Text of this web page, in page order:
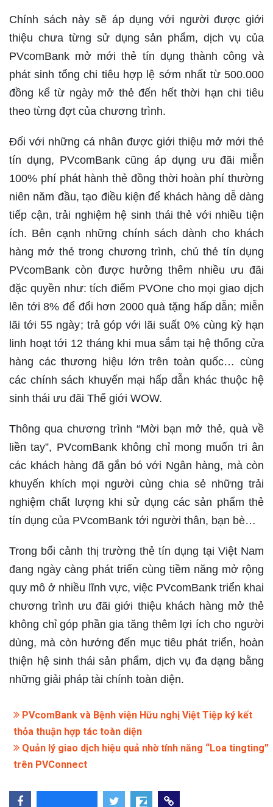
Chính sách này sẽ áp dụng với người được giới
thiệu chưa từng sử dụng sản phẩm, dịch vụ của
PVcomBank mở mới thẻ tín dụng thành công và
phát sinh tổng chi tiêu hợp lệ sớm nhất từ 500.000
đồng kể từ ngày mở thẻ đến hết thời hạn chi tiêu
theo từng đợt của chương trình.
Đối với những cá nhân được giới thiệu mở mới thẻ
tín dụng, PVcomBank cũng áp dụng ưu đãi miễn
100% phí phát hành thẻ đồng thời hoàn phí thường
niên năm đầu, tạo điều kiện để khách hàng dễ dàng
tiếp cận, trải nghiệm hệ sinh thái thẻ với nhiều tiện
ích. Bên cạnh những chính sách dành cho khách
hàng mở thẻ trong chương trình, chủ thẻ tín dụng
PVcomBank còn được hưởng thêm nhiều ưu đãi
đặc quyền như: tích điểm PVOne cho mọi giao dịch
lên tới 8% để đổi hơn 2000 quà tặng hấp dẫn; miễn
lãi tới 55 ngày; trả góp với lãi suất 0% cùng kỳ hạn
linh hoạt tới 12 tháng khi mua sắm tại hệ thống cửa
hàng các thương hiệu lớn trên toàn quốc… cùng
các chính sách khuyến mại hấp dẫn khác thuộc hệ
sinh thái ưu đãi Thế giới WOW.
Thông qua chương trình “Mời bạn mở thẻ, quà về
liền tay”, PVcomBank không chỉ mong muốn tri ân
các khách hàng đã gắn bó với Ngân hàng, mà còn
khuyến khích mọi người cùng chia sẻ những trải
nghiệm chất lượng khi sử dụng các sản phẩm thẻ
tín dụng của PVcomBank tới người thân, bạn bè…
Trong bối cảnh thị trường thẻ tín dụng tại Việt Nam
đang ngày càng phát triển cùng tiềm năng mở rộng
quy mô ở nhiều lĩnh vực, việc PVcomBank triển khai
chương trình ưu đãi giới thiệu khách hàng mở thẻ
không chỉ góp phần gia tăng thêm lợi ích cho người
dùng, mà còn hướng đến mục tiêu phát triển, hoàn
thiện hệ sinh thái sản phẩm, dịch vụ đa dạng bằng
những giải pháp tài chính toàn diện.
PVcomBank và Bệnh viện Hữu nghị Việt Tiệp ký kết
thỏa thuận hợp tác toàn diện
Quản lý giao dịch hiệu quả nhờ tính năng “Loa tingting”
trên PVConnect